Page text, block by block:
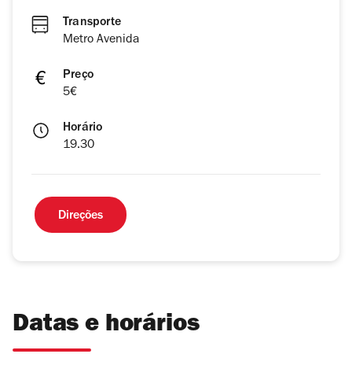
Transporte
Metro Avenida
Preço
5€
Horário
19.30
Direções
Datas e horários